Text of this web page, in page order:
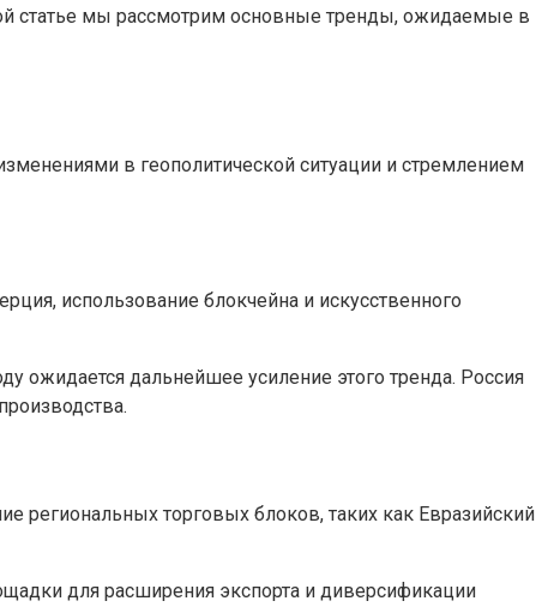
статье мы рассмотрим основные тренды, ожидаемые в
в геополитической ситуации и стремлением
использование блокчейна и искусственного
ожидается дальнейшее усиление этого тренда. Россия
региональных торговых блоков, таких как Евразийский
для расширения экспорта и диверсификации